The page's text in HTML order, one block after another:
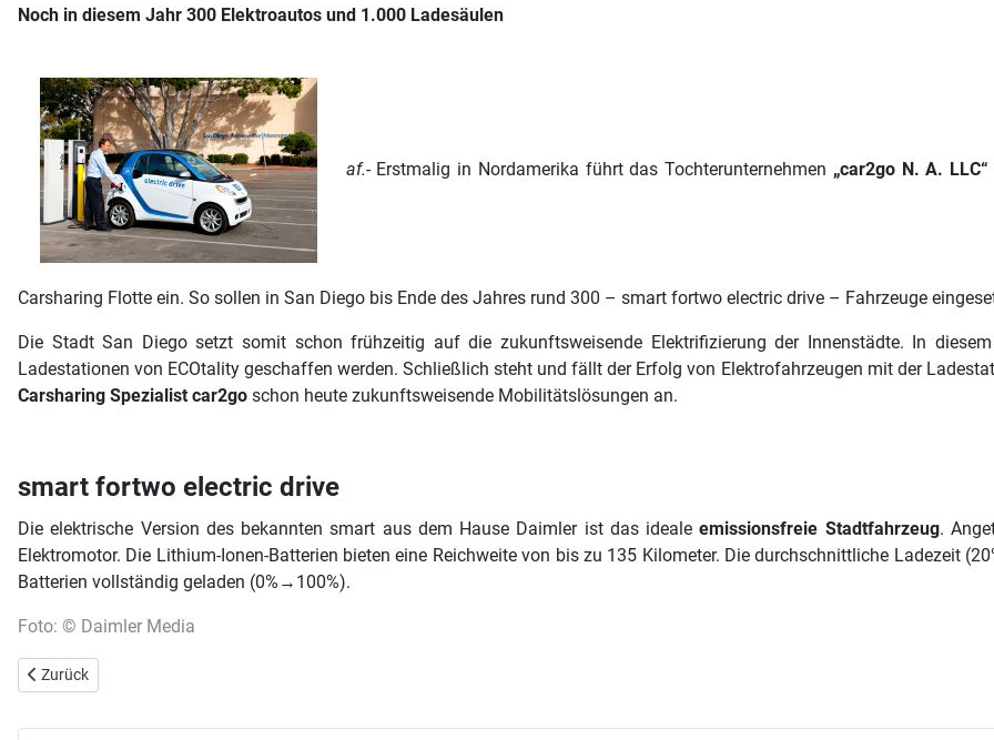
Noch in diesem Jahr 300 Elektroautos und 1.000 Ladesäulen
af.-Erstmalig in Nordamerika führt das Tochterunternehmen „car2go N. A. LLC“
Carsharing Flotte ein. So sollen in San Diego bis Ende des Jahres rund 300 – smart fortwo electric drive – Fahrzeuge
Die Stadt San Diego setzt somit schon frühzeitig auf die zukunftsweisende Elektrifizierung der Innenstädte. In
Ladestationen von ECOtality geschaffen werden. Schließlich steht und fällt der Erfolg von Elektrofahrzeugen mit der
Carsharing Spezialist car2go schon heute zukunftsweisende Mobilitätslösungen an.
smart fortwo electric drive
Die elektrische Version des bekannten smart aus dem Hause Daimler ist das idealeemissionsfreie Stadtfahrzeug.
Elektromotor. Die Lithium-Ionen-Batterien bieten eine Reichweite von bis zu 135 Kilometer. Die durchschnittliche Ladezeit
Batterien vollständig geladen (0%→100%).
Foto: © Daimler Media
Vorheriger Beitrag: China setzt auf Elektrofahrzeuge
Zurück